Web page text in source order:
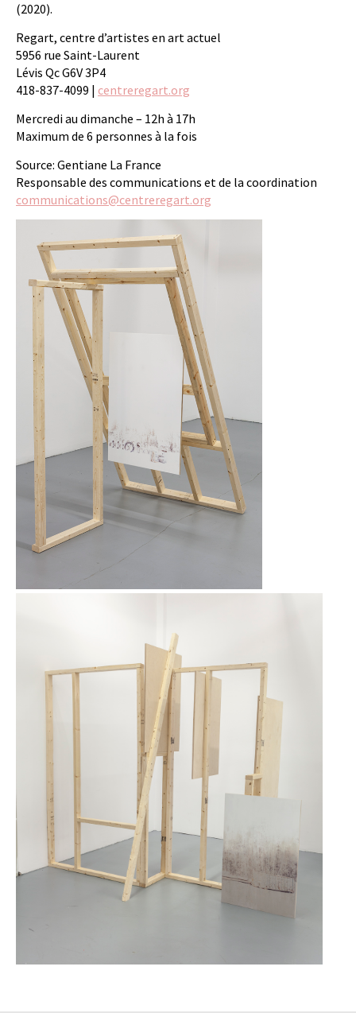
(2020).
Regart, centre d’artistes en art actuel
5956 rue Saint-Laurent
Lévis Qc G6V 3P4
418-837-4099 | centreregart.org
Mercredi au dimanche – 12h à 17h
Maximum de 6 personnes à la fois
Source: Gentiane La France
Responsable des communications et de la coordination
communications@centreregart.org